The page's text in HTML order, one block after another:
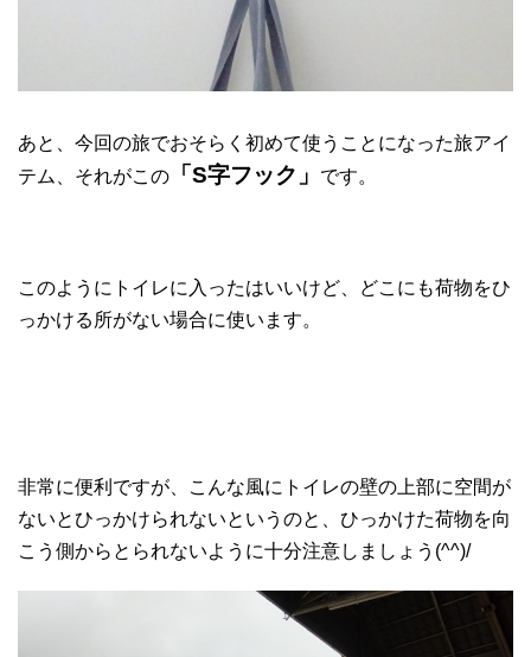
あと、今回の旅でおそらく初めて使うことになった旅アイ
テム、それがこの
「S字フック」 です。
このようにトイレに入ったはいいけど、どこにも荷物をひ
っかける所がない場合に使います。
非常に便利ですが、こんな風にトイレの壁の上部に空間が
ないとひっかけられないというのと、ひっかけた荷物を向
こう側からとられないように十分注意しましょう(^^)/